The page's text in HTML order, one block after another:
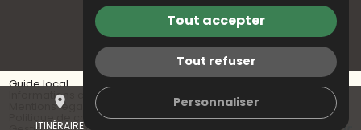
place
ITINÉRAIRE
mail
Itinéraire
Guide local
Informations complémentaires
Mentions légales
Politique de confidentialité
Tout accepter
Tout refuser
Personnaliser